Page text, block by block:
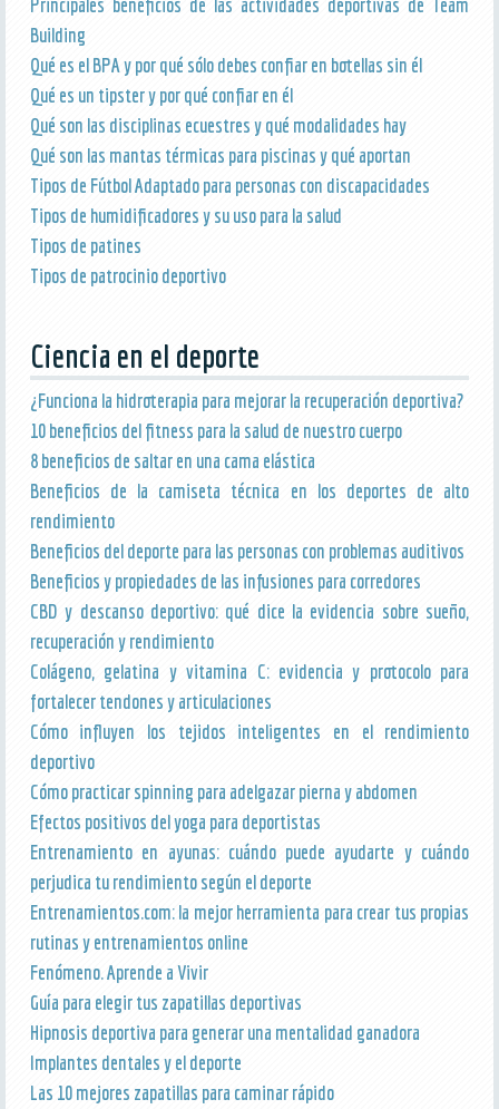
Principales beneficios de las actividades deportivas de Team
Building
Qué es el BPA y por qué sólo debes confiar en botellas sin él
Qué es un tipster y por qué confiar en él
Qué son las disciplinas ecuestres y qué modalidades hay
Qué son las mantas térmicas para piscinas y qué aportan
Tipos de Fútbol Adaptado para personas con discapacidades
Tipos de humidificadores y su uso para la salud
Tipos de patines
Tipos de patrocinio deportivo
Ciencia en el deporte
¿Funciona la hidroterapia para mejorar la recuperación deportiva?
10 beneficios del fitness para la salud de nuestro cuerpo
8 beneficios de saltar en una cama elástica
Beneficios de la camiseta técnica en los deportes de alto
rendimiento
Beneficios del deporte para las personas con problemas auditivos
Beneficios y propiedades de las infusiones para corredores
CBD y descanso deportivo: qué dice la evidencia sobre sueño,
recuperación y rendimiento
Colágeno, gelatina y vitamina C: evidencia y protocolo para
fortalecer tendones y articulaciones
Cómo influyen los tejidos inteligentes en el rendimiento
deportivo
Cómo practicar spinning para adelgazar pierna y abdomen
Efectos positivos del yoga para deportistas
Entrenamiento en ayunas: cuándo puede ayudarte y cuándo
perjudica tu rendimiento según el deporte
Entrenamientos.com: la mejor herramienta para crear tus propias
rutinas y entrenamientos online
Fenómeno. Aprende a Vivir
Guía para elegir tus zapatillas deportivas
Hipnosis deportiva para generar una mentalidad ganadora
Implantes dentales y el deporte
Las 10 mejores zapatillas para caminar rápido